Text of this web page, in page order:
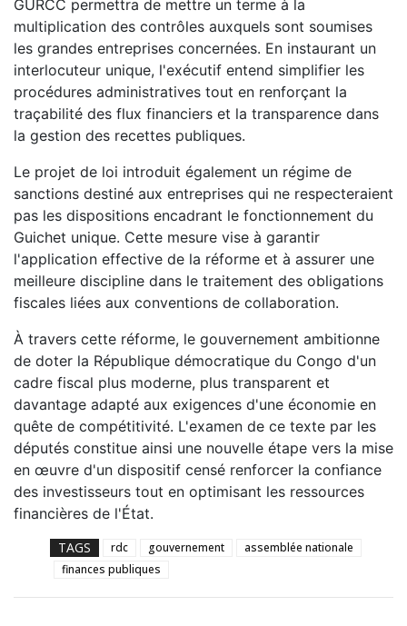
GURCC permettra de mettre un terme à la
multiplication des contrôles auxquels sont soumises
les grandes entreprises concernées. En instaurant un
interlocuteur unique, l'exécutif entend simplifier les
procédures administratives tout en renforçant la
traçabilité des flux financiers et la transparence dans
la gestion des recettes publiques.
Le projet de loi introduit également un régime de
sanctions destiné aux entreprises qui ne respecteraient
pas les dispositions encadrant le fonctionnement du
Guichet unique. Cette mesure vise à garantir
l'application effective de la réforme et à assurer une
meilleure discipline dans le traitement des obligations
fiscales liées aux conventions de collaboration.
À travers cette réforme, le gouvernement ambitionne
de doter la République démocratique du Congo d'un
cadre fiscal plus moderne, plus transparent et
davantage adapté aux exigences d'une économie en
quête de compétitivité. L'examen de ce texte par les
députés constitue ainsi une nouvelle étape vers la mise
en œuvre d'un dispositif censé renforcer la confiance
des investisseurs tout en optimisant les ressources
financières de l'État.
TAGS rdc gouvernement
assemblée nationale
finances publiques